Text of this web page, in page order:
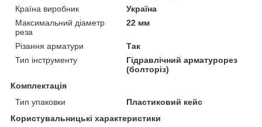
Країна виробник
Україна
Максимальний діаметр
реза
22 мм
Різання арматури
Так
Тип інструменту
Гідравлічний арматурорез
(болторіз)
Комплектація
Тип упаковки
Пластиковий кейс
Користувальницькі характеристики